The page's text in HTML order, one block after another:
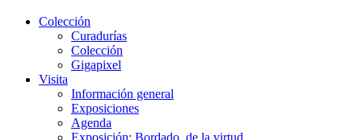
Colección
Curadurías
Colección
Gigapixel
Visita
Información general
Exposiciones
Agenda
Exposición: Bordado, de la virtud